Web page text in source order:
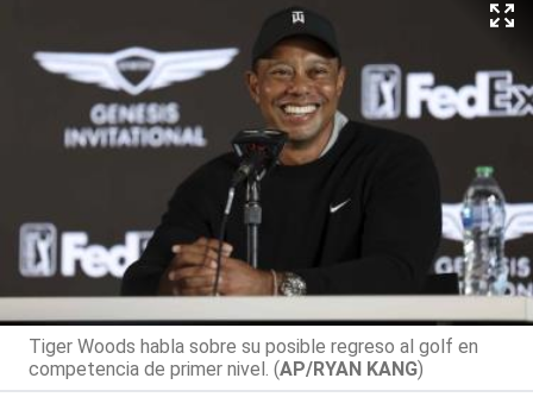
Tiger Woods habla sobre su posible regreso al golf en
competencia de primer nivel. (AP/RYAN KANG)